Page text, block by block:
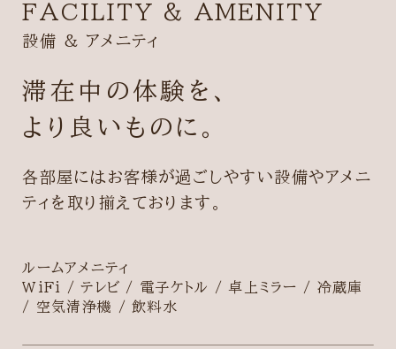
FACILITY & AMENITY
設備 & アメニティ
滞在中の体験を、
より良いものに。
各部屋にはお客様が過ごしやすい設備やアメニ
ティを取り揃えております。
ルームアメニティ
WiFi / テレビ / 電子ケトル / 卓上ミラー / 冷蔵庫
/ 空気清浄機 / 飲料水